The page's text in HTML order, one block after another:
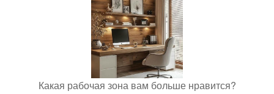
Какая рабочая зона вам больше нравится?